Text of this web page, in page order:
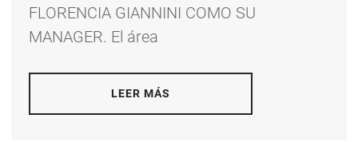
FLORENCIA GIANNINI COMO SU
MANAGER. El área
LEER MÁS